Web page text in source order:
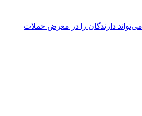
فورک Bitcoin BIP-110 می‌تواند دارندگان را در معرض حملات